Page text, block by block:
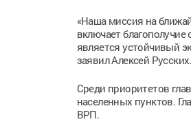
«Наша миссия на
включает
является устойчивый
заявил Алексей Русских.
Среди приоритетов
населенных пунктов.
ВРП.